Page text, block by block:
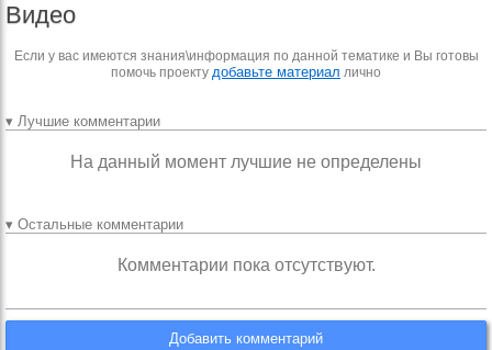
Видео
Если у вас имеются знания\информация по данной тематике и Вы готовы
помочь проекту добавьте материал лично
▾ Лучшие комментарии
На данный момент лучшие не определены
▾ Остальные комментарии
Комментарии пока отсутствуют.
Добавить комментарий